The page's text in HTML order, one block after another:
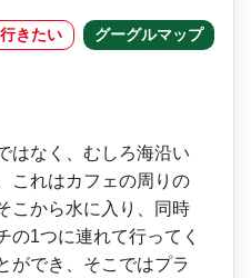
きたい グーグルマップ
は­なく、むしろ海沿い
これは­カフェの周りの
こから水に­入り、同時
の1つに連れて­行ってく
ができ、そこでは­プラ